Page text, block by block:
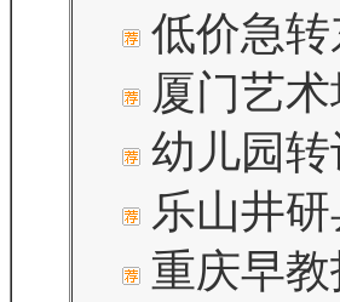
低价急
厦门艺
幼儿园转
乐山井
重庆早